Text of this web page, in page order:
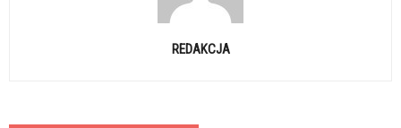
REDAKCJA